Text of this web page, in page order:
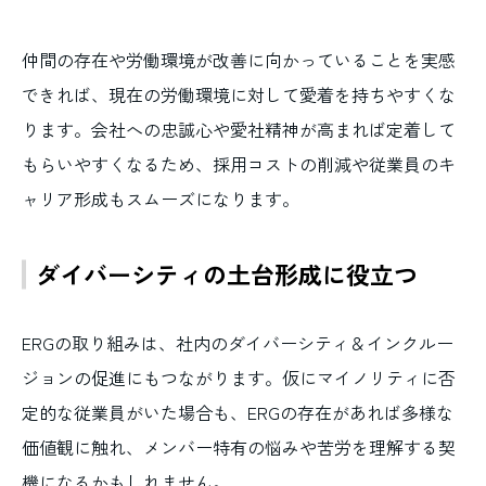
仲間の存在や労働環境が改善に向かっていることを実感
できれば、現在の労働環境に対して愛着を持ちやすくな
ります。会社への忠誠心や愛社精神が高まれば定着して
もらいやすくなるため、採用コストの削減や従業員のキ
ャリア形成もスムーズになります。
ダイバーシティの土台形成に役立つ
ERGの取り組みは、社内のダイバーシティ＆インクルー
ジョンの促進にもつながります。仮にマイノリティに否
定的な従業員がいた場合も、ERGの存在があれば多様な
価値観に触れ、メンバー特有の悩みや苦労を理解する契